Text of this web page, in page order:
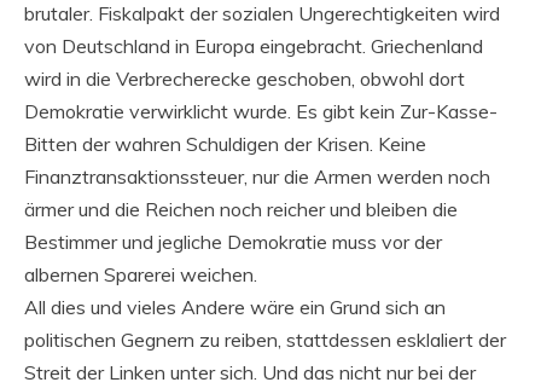
brutaler. Fiskalpakt der sozialen Ungerechtigkeiten wird
von Deutschland in Europa eingebracht. Griechenland
wird in die Verbrecherecke geschoben, obwohl dort
Demokratie verwirklicht wurde. Es gibt kein Zur-Kasse-
Bitten der wahren Schuldigen der Krisen. Keine
Finanztransaktionssteuer, nur die Armen werden noch
ärmer und die Reichen noch reicher und bleiben die
Bestimmer und jegliche Demokratie muss vor der
albernen Sparerei weichen.
All dies und vieles Andere wäre ein Grund sich an
politischen Gegnern zu reiben, stattdessen esklaliert der
Streit der Linken unter sich. Und das nicht nur bei der